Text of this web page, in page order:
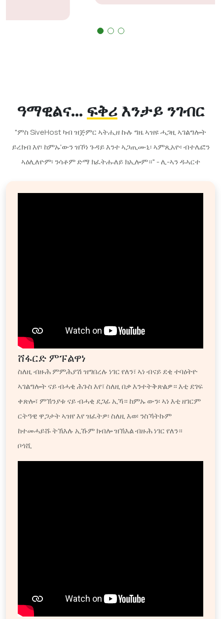
ዓማዊልና... ፍቅሪእንታይ ንገብር
"ምስ SiveHost ካብ ዝጅምር ኣትሒዘ ኩሉ ግዜ ኣዝዩ ሓጋዚ ኣገልግሎት
ይረክብ እየ፡ ከምኡ'ውን ዝኾነ ጉዳይ እንተ ኣጋጢሙኒ፡ ኣምጺአዮ፡ ብተሌፎን
ኣዕሊለዮም፡ ንሳቶም ድማ ክፈትሑለይ ክኢሎም።" - ሊ-ኣን ዱኣርተ
ሸፋርድ ምፑልዋነ
ስለዚ ብዙሕ ምምሕያሽ ዝግበረሉ ነገር የለን፣ ኣነ ብናይ ደቂ ተባዕትዮ
ኣገልግሎት ናይ ብሓቂ ሕጉስ እየ፣ ስለዚ በቃ እንተትቅጽልዎ። እቲ ደገፍ
ቀጽሎ፣ ምኽንያቱ ናይ ብሓቂ ደጋፊ ኢኻ። ከምኡ ውን፡ ኣነ እቲ ዘገርም
ርትዓዊ ዋጋታት ኣዝየ እየ ዝፈትዎ፡ ስለዚ እወ፡ ንስኻትኩም
ከተመሓይሹ ትኽእሉ ኢኹም ክብሎ ዝኽእል ብዙሕ ነገር የለን።
ቦጎሺ